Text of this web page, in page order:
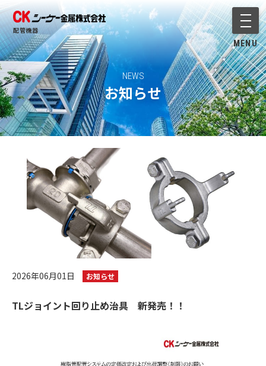
配管機器 メニ
MENU
NEWS
お知らせ
2026年06月01日 お知らせ
TLジョイント回り止め治具 新発売！！